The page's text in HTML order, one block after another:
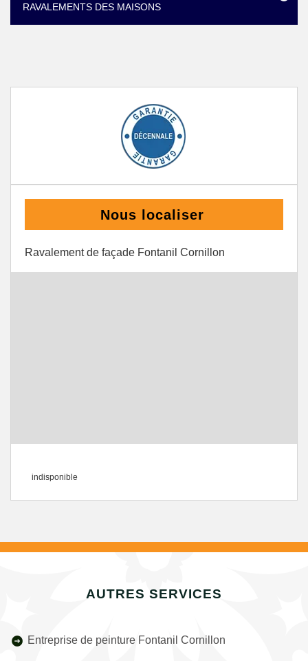
RAVALEMENTS DES MAISONS
Nous localiser
Ravalement de façade Fontanil Cornillon
indisponible
AUTRES SERVICES
Entreprise de peinture Fontanil Cornillon